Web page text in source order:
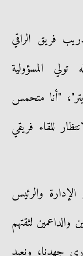
فريق الراقي
المسؤولية
"أنا متحمس
للقاء فريقي
والرئيس
والداعمين لثقتهم